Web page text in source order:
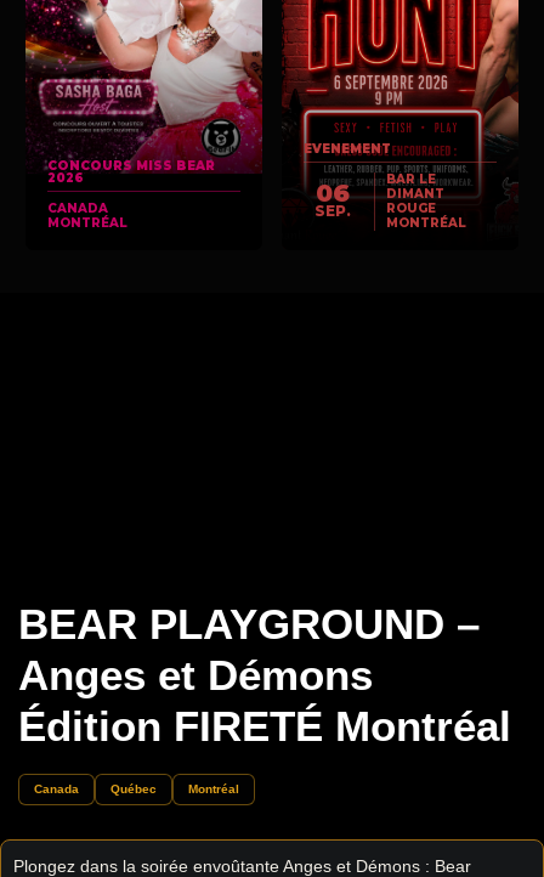
CONCOURS MISS BEAR
2026
CANADA
MONTRÉAL
EVENEMENT
06
SEP.
BAR LE
DIMANT
ROUGE
MONTRÉAL
BEAR PLAYGROUND –
Anges et Démons
Édition FIRETÉ Montréal
Canada Québec Montréal
Plongez dans la soirée envoûtante Anges et Démons : Bear